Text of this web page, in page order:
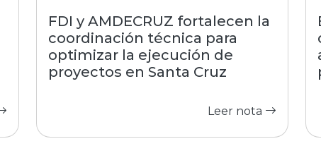
FDI y AMDECRUZ fortalecen la
coordinación técnica para
optimizar la ejecución de
proyectos en Santa Cruz
Leer nota